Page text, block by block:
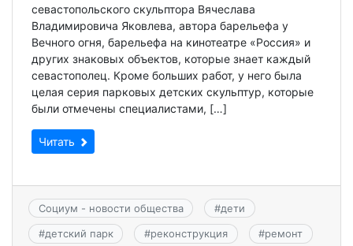
севастопольского скульптора Вячеслава
Владимировича Яковлева, автора барельефа у
Вечного огня, барельефа на кинотеатре «Россия» и
других знаковых объектов, которые знает каждый
севастополец. Кроме больших работ, у него была
целая серия парковых детских скульптур, которые
были отмечены специалистами, […]
Читать
Социум - новости общества #дети
#детский парк #реконструкция #ремонт